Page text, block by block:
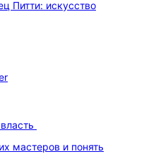
мастеров и понять